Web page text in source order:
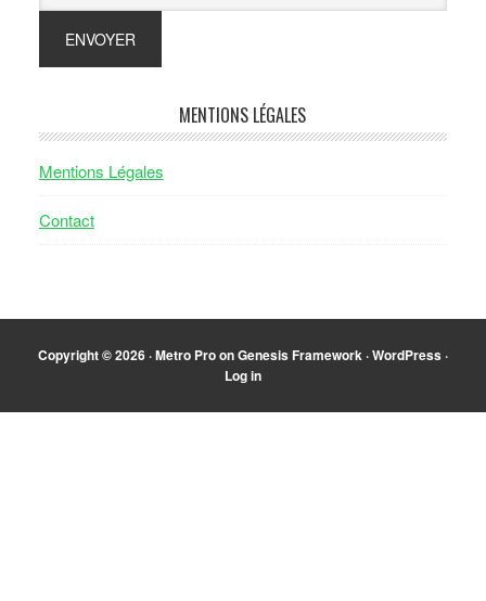
MENTIONS LÉGALES
Mentions Légales
Contact
Copyright © 2026 ·Metro ProonGenesis Framework ·WordPress ·
Log in